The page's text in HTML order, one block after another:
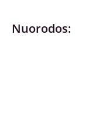
Nuorodos: